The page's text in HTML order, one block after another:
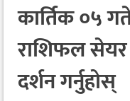
कार्तिक ०५
राशिफल सेयर
दर्शन गर्नुहोस्